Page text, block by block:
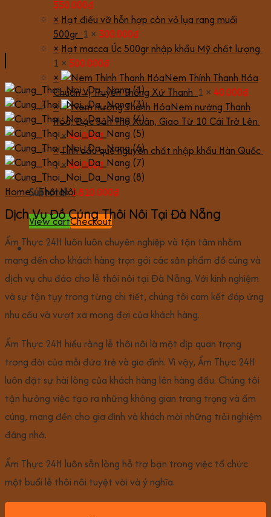
550.000₫
× Hạt điều vỡ hỗn hợp còn vỏ lụa rang muối
500gr 1 × 300.000₫
× Hạt macca Úc 500gr nhập khẩu Mỹ chất lượng
1 × 500.000₫
×
Nem Thính Thanh Hóa
Chuẩn Vị Truyền Thống Xứ Thanh 1 × 40.000₫
×
Nem nướng Thanh
Hóa, Đặc Sản Thọ Xuân, Giao Từ 10 Cái Trở Lên
1 ×40.000₫
×Tinh dầu quế nguyên chất nhập khẩu Hàn Quốc
1 ×60.000₫
Subtotal:3.810.000₫
View cartCheckout
Home/Thôi Nôi
Dịch Vụ Đồ Cúng Thôi Nôi Tại Đà Nẵng
Ẩm Thực 24H luôn luôn chuyên nghiệp và tận tâm nhằm
mang đến cho khách hàng trọn gói các sản phẩm đồ cúng và
dịch vụ chu đáo cho lễ thôi nôi tại Đà Nẵng. Với kinh nghiệm
và sự tận tụy trong từng chi tiết, chúng tôi cam kết đáp ứng
nhu cầu và vượt xa mong đợi của khách hàng.
Ẩm Thực 24H hiểu rằng lễ thôi nôi là một dịp quan trọng
trong đời của mỗi đứa trẻ và gia đình. Vì vậy, Ẩm Thực 24H
luôn đặt sự hài lòng của khách hàng lên hàng đầu. Chúng tôi
tận hưởng việc tạo ra những không gian trang trọng và ấm
cúng, mang đến cho gia đình và khách mời những trải nghiệm
đáng nhớ.
Ẩm Thực 24H luôn sẵn lòng hỗ trợ bạn trong việc tổ chức
một buổi lễ thôi nôi tuyệt vời và ý nghĩa.